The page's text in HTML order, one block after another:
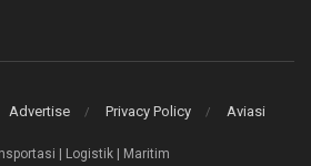
Advertise Privacy Policy Aviasi
| Logistik | Maritim